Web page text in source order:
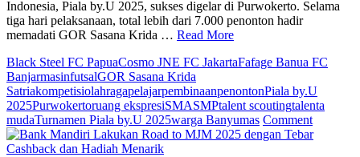
Indonesia, Piala by.U 2025, sukses digelar di Purwokerto. Selama
tiga hari pelaksanaan, total lebih dari 7.000 penonton hadir
memadati GOR Sasana Krida … Read More
Black Steel FC PapuaCosmo JNE FC JakartaFafage Banua FC
BanjarmasinfutsalGOR Sasana Krida
SatriakompetisiolahragapelajarpembinaanpenontonPiala by.U
2025Purwokertoruang ekspresiSMASMPtalent scoutingtalenta
mudaTurnamen Piala by.U 2025warga Banyumas Commenton